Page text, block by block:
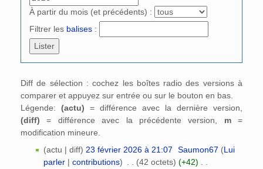
À partir du mois (et précédents) :
Filtrer les balises :
Diff de sélection : cochez les boîtes radio des versions à
comparer et appuyez sur entrée ou sur le bouton en bas.
Légende: (actu) = différence avec la dernière version,
(diff) = différence avec la précédente version, m=
modification mineure.
(actu | diff) 23 février 2026 à 21:07 Saumon67 (Lui
parler| contributions) (42 octets) (+42)